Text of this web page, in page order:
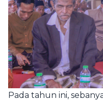
Pada tahun ini,